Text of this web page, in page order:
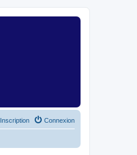
Connexion
Inscription